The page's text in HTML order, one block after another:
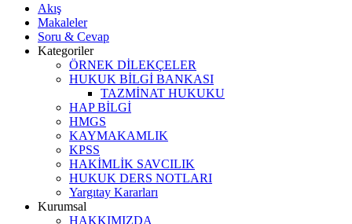
Akış
Makaleler
Soru & Cevap
Kategoriler
ÖRNEK DİLEKÇELER
HUKUK BİLGİ BANKASI
TAZMİNAT HUKUKU
HAP BİLGİ
HMGS
KAYMAKAMLIK
KPSS
HAKİMLİK SAVCILIK
HUKUK DERS NOTLARI
Yargıtay Kararları
Kurumsal
HAKKIMIZDA